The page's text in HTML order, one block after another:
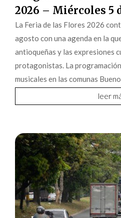
2026 – Miércoles 5
La Feria de las Flores 2026
agosto con una agenda en la
antioqueñas y las expresiones
protagonistas. La
musicales en las comunas
leer